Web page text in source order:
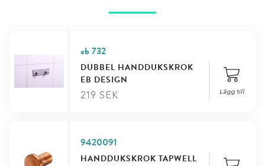
eb 732
DUBBEL HANDDUKSKROK
EB DESIGN
219 SEK Lägg till
9420091
HANDDUKSKROK TAPWELL